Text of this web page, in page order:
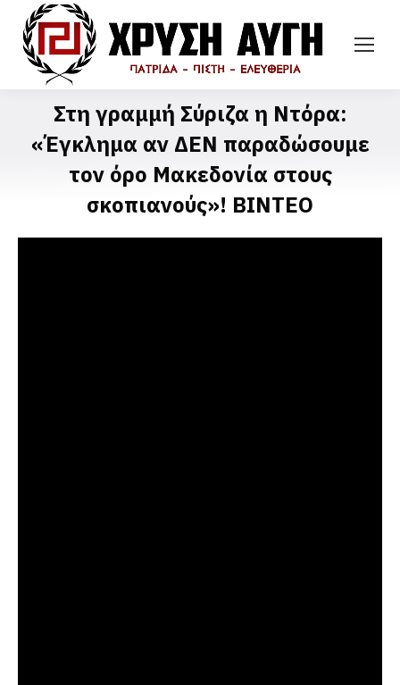
Στη γραμμή Σύριζα η Ντόρα:
«Έγκλημα αν ΔΕΝ παραδώσουμε
τον όρο Μακεδονία στους
σκοπιανούς»! ΒΙΝΤΕΟ